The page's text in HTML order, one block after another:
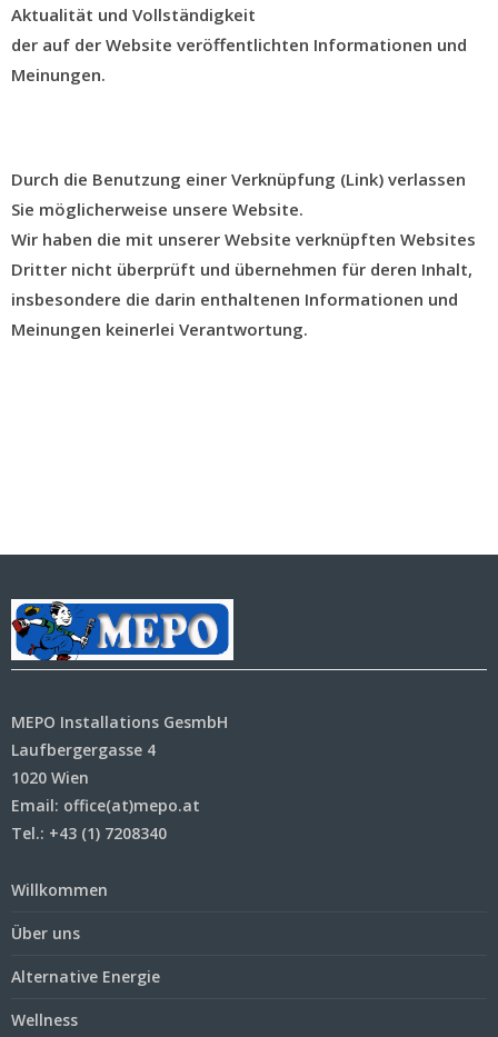
Aktualität und Vollständigkeit
der auf der Website veröffentlichten Informationen und
Meinungen.
Durch die Benutzung einer Verknüpfung (Link) verlassen
Sie möglicherweise unsere Website.
Wir haben die mit unserer Website verknüpften Websites
Dritter nicht überprüft und übernehmen für deren Inhalt,
insbesondere die darin enthaltenen Informationen und
Meinungen keinerlei Verantwortung.
MEPO Installations GesmbH
Laufbergergasse 4
1020 Wien
Email: office(at)mepo.at
Tel.: +43 (1) 7208340
Willkommen
Über uns
Alternative Energie
Wellness